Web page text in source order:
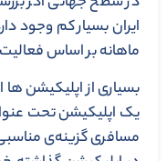
ایران بسیار کم وجود
ماهانه بر اساس
بسیاری از اپلیکیشن
یک اپلیکیشن تحت
مسافری گزینه‌ی